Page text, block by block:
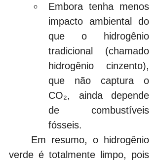
Embora tenha menos
impacto ambiental do
que o hidrogênio
tradicional (chamado
hidrogênio cinzento),
que não captura o
CO₂, ainda depende
de combustíveis
fósseis.
verde é totalmente limpo, pois